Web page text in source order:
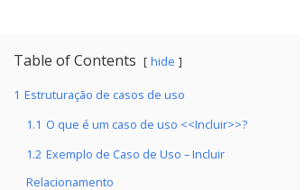
Table of Contents hide
1 Estruturação de casos de uso
1.1 O que é um caso de uso <<Incluir>>?
1.2 Exemplo de Caso de Uso – Incluir
Relacionamento